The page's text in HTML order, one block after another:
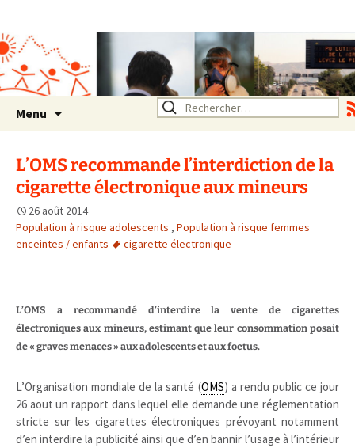
Rhône Alpes
Un environnement sain pour
la santé de tous
Menu Rechercher :
L’OMS recommande l’interdiction de la
cigarette électronique aux mineurs
26 août 2014
Population à risque adolescents , Population à risque femmes
enceintes / enfants
cigarette électronique
L’OMS a recommandé d’interdire la vente de cigarettes
électroniques aux mineurs, estimant que leur consommation posait
de « graves menaces » aux adolescents et aux foetus.
L’Organisation mondiale de la santé (OMS) a rendu public ce jour
26 aout un rapport dans lequel elle demande une réglementation
stricte sur les cigarettes électroniques prévoyant notamment
d’en interdire la publicité ainsi que d’en bannir l’usage à l’intérieur